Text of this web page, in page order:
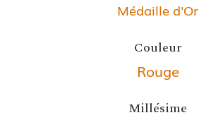
Médaille d'Or
Couleur
Rouge
Millésime